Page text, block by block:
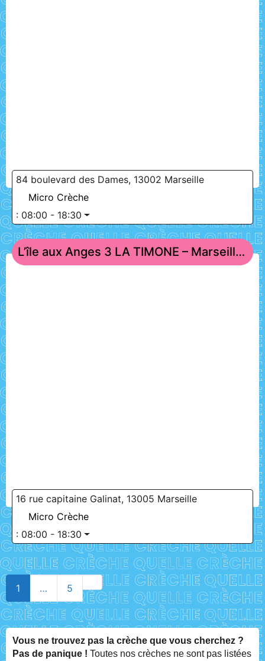
84 boulevard des Dames, 13002 Marseille
Micro Crèche
: 08:00 - 18:30
L’île aux Anges 3 LA TIMONE – Marseille 5
16 rue capitaine Galinat, 13005 Marseille
Micro Crèche
: 08:00 - 18:30
1 … 5 Older posts
Vous ne trouvez pas la crèche que vous cherchez ?
Pas de panique ! Toutes nos crèches ne sont pas listées